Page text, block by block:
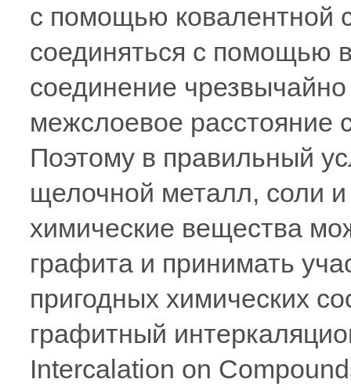
с помощью ковалентной
соединяться с помощью
соединение
межслоевое расстояние
Поэтому в правильный
щелочной металл, соли
химические вещества
графита и принимать
пригодных химических
графитный
Intercalation on